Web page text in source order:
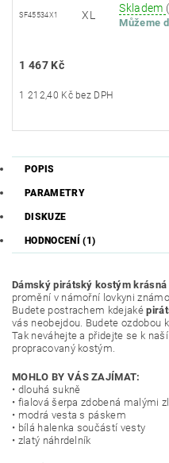
SF45534X1 XL
Skladem
Můžeme
1 467 Kč
1 212,40 Kč bez DPH
POPIS
PARAMETRY
DISKUZE
HODNOCENÍ (1)
Dámský pirátský kostým
promění v námořní lovkyni
Budete postrachem kdejaké
vás neobejdou. Budete ozdobou
Tak neváhejte a přidejte se k
propracovaný kostým.
MOHLO BY VÁS ZAJÍMAT:
• dlouhá sukně
• fialová šerpa zdobená malými
• modrá vesta s páskem
• bílá halenka součástí vesty
• zlatý náhrdelník